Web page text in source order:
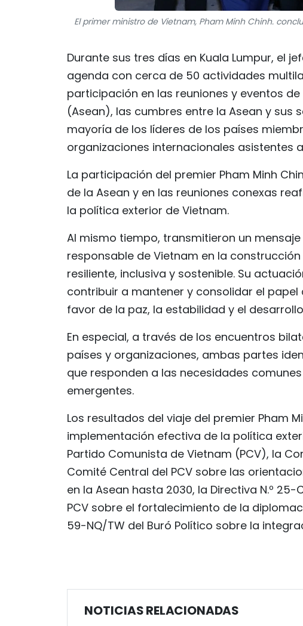
El primer ministro de Vietnam, Pham Minh Chinh.
Durante sus tres días en Kuala Lumpur, el
agenda con cerca de 50 actividades
participación en las reuniones y eventos
(Asean), las cumbres entre la Asean y
mayoría de los líderes de los países
organizaciones internacionales asistentes
La participación del premier Pham Minh
de la Asean y en las reuniones conexas
la política exterior de Vietnam.
Al mismo tiempo, transmitieron un
responsable de Vietnam en la
resiliente, inclusiva y sostenible. Su
contribuir a mantener y consolidar el
favor de la paz, la estabilidad y el
En especial, a través de los encuentros
países y organizaciones, ambas partes
que responden a las necesidades
emergentes.
Los resultados del viaje del premier Pham
implementación efectiva de la política
Partido Comunista de Vietnam (PCV), la
Comité Central del PCV sobre las
en la Asean hasta 2030, la Directiva N.º
PCV sobre el fortalecimiento de la
59-NQ/TW del Buró Político sobre la
NOTICIAS RELACIONADAS